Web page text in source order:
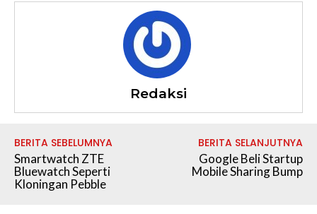
Redaksi
BERITA SEBELUMNYA
Smartwatch ZTE
Bluewatch Seperti
Kloningan Pebble
BERITA SELANJUTNYA
Google Beli Startup
Mobile Sharing Bump